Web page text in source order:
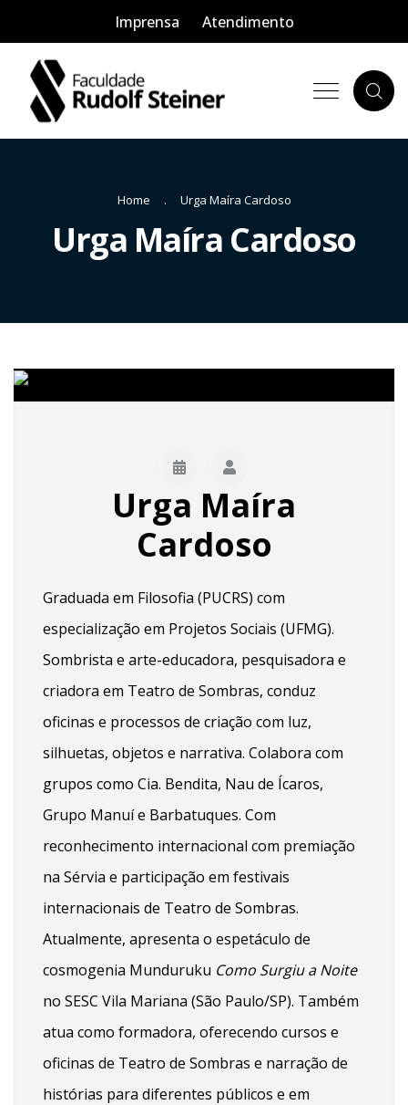
Imprensa Atendimento
Home Urga Maíra Cardoso
Urga Maíra Cardoso
Urga Maíra
Cardoso
Graduada em Filosofia (PUCRS) com
especialização em Projetos Sociais (UFMG).
Sombrista e arte-educadora, pesquisadora e
criadora em Teatro de Sombras, conduz
oficinas e processos de criação com luz,
silhuetas, objetos e narrativa. Colabora com
grupos como Cia. Bendita, Nau de Ícaros,
Grupo Manuí e Barbatuques. Com
reconhecimento internacional com premiação
na Sérvia e participação em festivais
internacionais de Teatro de Sombras.
Atualmente, apresenta o espetáculo de
cosmogenia Munduruku Como Surgiu a Noite
no SESC Vila Mariana (São Paulo/SP). Também
atua como formadora, oferecendo cursos e
oficinas de Teatro de Sombras e narração de
histórias para diferentes públicos e em